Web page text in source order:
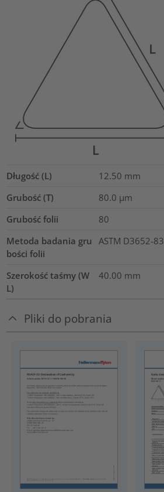
Długość (L) 12.50 mm
Grubość (T)
80.0 µm
Grubość folii
80
Metoda badania gru
bości folii
ASTM D3652-83
Szerokość taśmy (W
L)
40.00 mm
Pliki do pobrania